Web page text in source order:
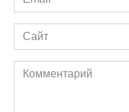
*
Сайт
Комментарий